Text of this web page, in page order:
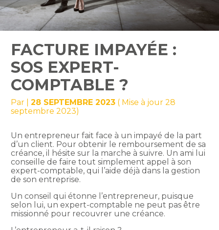
FACTURE IMPAYÉE :
SOS EXPERT-
COMPTABLE ?
Par |28 SEPTEMBRE 2023 ( Mise à jour 28
septembre 2023)
Un entrepreneur fait face à un impayé de la part
d’un client. Pour obtenir le remboursement de sa
créance, il hésite sur la marche à suivre. Un ami lui
conseille de faire tout simplement appel à son
expert-comptable, qui l’aide déjà dans la gestion
de son entreprise.
Un conseil qui étonne l’entrepreneur, puisque
selon lui, un expert-comptable ne peut pas être
missionné pour recouvrer une créance.